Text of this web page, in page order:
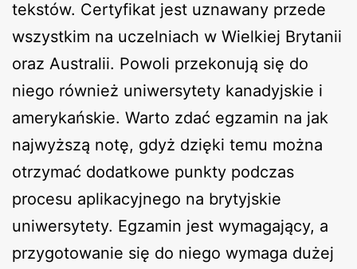
tekstów. Certyfikat jest uznawany przede
wszystkim na uczelniach w Wielkiej Brytanii
oraz Australii. Powoli przekonują się do
niego również uniwersytety kanadyjskie i
amerykańskie. Warto zdać egzamin na jak
najwyższą notę, gdyż dzięki temu można
otrzymać dodatkowe punkty podczas
procesu aplikacyjnego na brytyjskie
uniwersytety. Egzamin jest wymagający, a
przygotowanie się do niego wymaga dużej